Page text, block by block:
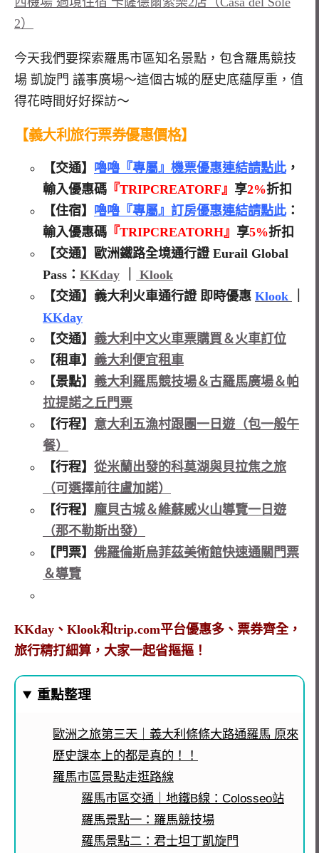
2）
今天我們要探索羅馬市區知名景點，包含羅馬競技
場 凱旋門 議事廣場～這個古城的歷史底蘊厚重，值
得花時間好好探訪～
【義大利旅行票券優惠價格】
【交通】 嚕嚕『專屬』機票優惠連結請點此，
輸入優惠碼 『TRIPCREATORF』 享2%折扣
【住宿】 嚕嚕『專屬』訂房優惠連結請點此：
輸入優惠碼 『TRIPCREATORH』 享5%折扣
【交通】歐洲鐵路全境通行證 Eurail Global
Pass： KKday
Klook
【交通】義大利火車通行證 即時優惠 Klook
KKday
【交通】 義大利中文火車票購買＆火車訂位
【租車】 義大利便宜租車
【景點】 義大利羅馬競技場＆古羅馬廣場＆帕
拉提諾之丘門票
【行程】 意大利五漁村跟團一日遊（包一般午
餐）
【行程】 從米蘭出發的科莫湖與貝拉焦之旅
（可選擇前往盧加諾）
【行程】 龐貝古城＆維蘇威火山導覽一日遊
（那不勒斯出發）
【門票】 佛羅倫斯烏菲茲美術館快速通關門票
＆導覽
KKday、Klook和trip.com平台優惠多、票券齊全，
旅行精打細算，大家一起省摳摳！
重點整理
歐洲之旅第三天｜義大利條條大路通羅馬 原來
歷史課本上的都是真的！！
羅馬市區景點走逛路線
羅馬市區交通｜地鐵B線：Colosseo站
羅馬景點一：羅馬競技場
羅馬景點二：君士坦丁凱旋門